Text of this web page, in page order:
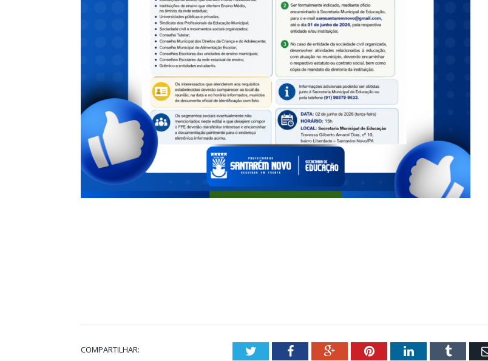
COMPARTILHAR: TwitterFacebookGoogle+PinterestLinkedInTumblr